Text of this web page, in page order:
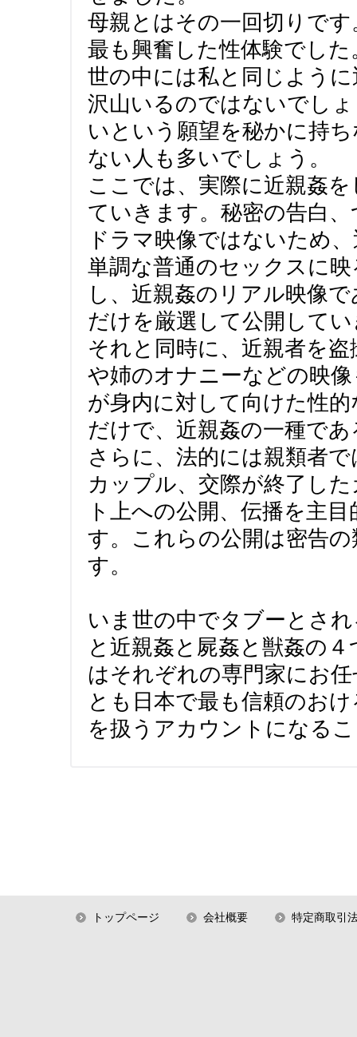
母親とはその一回切りで
最も興奮した性体験でした
世の中には私と同じよう
沢山いるのではないでし
いという願望を秘かに持
ない人も多いでしょう。
ここでは、実際に近親姦
ていきます。秘密の告白
ドラマ映像ではないため
単調な普通のセックスに
し、近親姦のリアル映像
だけを厳選して公開して
それと同時に、近親者を
や姉のオナニーなどの映
が身内に対して向けた性
だけで、近親姦の一種で
さらに、法的には親類者
カップル、交際が終了し
ト上への公開、伝播を主
す。これらの公開は密告
す。
いま世の中でタブーとさ
と近親姦と屍姦と獣姦の
はそれぞれの専門家にお
とも日本で最も信頼のお
を扱うアカウントになる
トップページ 会社概要 特定商取引